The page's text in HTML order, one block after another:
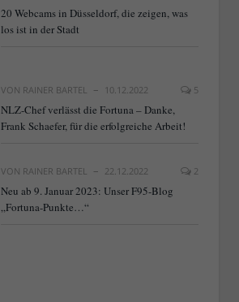
20 Webcams in Düsseldorf, die zeigen, was
los ist in der Stadt
VON RAINER BARTEL 10.12.2022 5
NLZ-Chef verlässt die Fortuna – Danke,
Frank Schaefer, für die erfolgreiche Arbeit!
VON RAINER BARTEL 22.12.2022 2
Neu ab 9. Januar 2023: Unser F95-Blog
„Fortuna-Punkte…“